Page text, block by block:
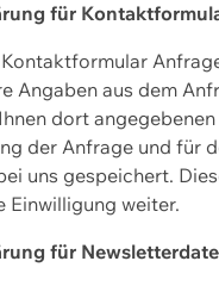
für
Angaben aus dem
dort
der Anfrage und für
uns gespeichert.
Einwilligung weiter.
für